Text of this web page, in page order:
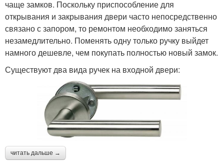
чаще замков. Поскольку приспособление для
открывания и закрывания двери часто непосредственно
связано с запором, то ремонтом необходимо заняться
незамедлительно. Поменять одну только ручку выйдет
намного дешевле, чем покупать полностью новый замок.
Существуют два вида ручек на входной двери:
читать дальше →